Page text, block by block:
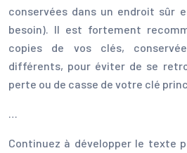
conservées dans un endroit sûr
besoin). Il est fortement
copies de vos clés,
différents, pour éviter de se
perte ou de casse de votre clé
Continuez à développer le texte